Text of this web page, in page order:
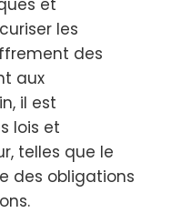
et
les
des
aux
il est
lois et
telles que le
des obligations